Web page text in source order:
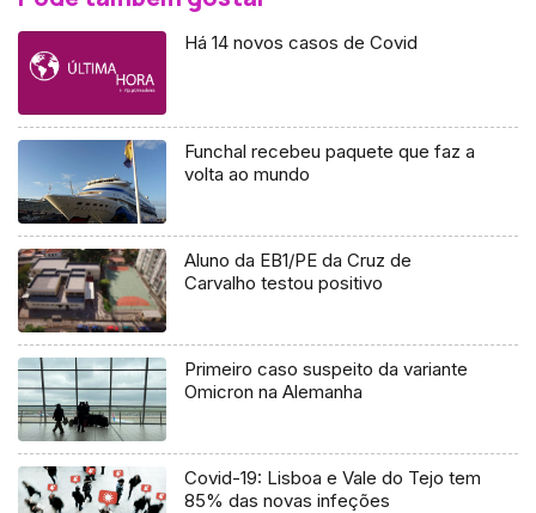
Há 14 novos casos de Covid
Funchal recebeu paquete que faz a
volta ao mundo
Aluno da EB1/PE da Cruz de
Carvalho testou positivo
Primeiro caso suspeito da variante
Omicron na Alemanha
Covid-19: Lisboa e Vale do Tejo tem
85% das novas infeções